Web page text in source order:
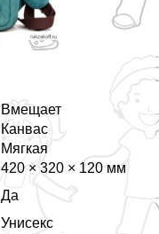
Вмещает
Канвас
Мягкая
420 × 320 × 120 мм
Да
Униceкc